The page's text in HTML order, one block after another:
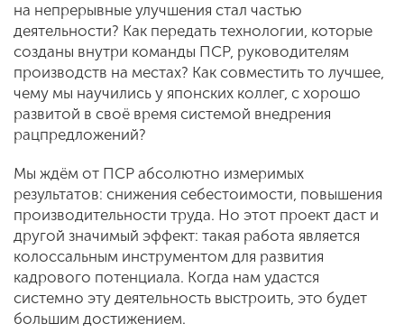
на непрерывные улучшения стал частью
деятельности? Как передать технологии, которые
созданы внутри команды ПСР, руководителям
производств на местах? Как совместить то лучшее,
чему мы научились у японских коллег, с хорошо
развитой в своё время системой внедрения
рацпредложений?
Мы ждём от ПСР абсолютно измеримых
результатов: снижения себестоимости, повышения
производительности труда. Но этот проект даст и
другой значимый эффект: такая работа является
колоссальным инструментом для развития
кадрового потенциала. Когда нам удастся
системно эту деятельность выстроить, это будет
большим достижением.